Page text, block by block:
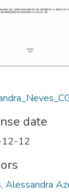
date
12
Alessandra